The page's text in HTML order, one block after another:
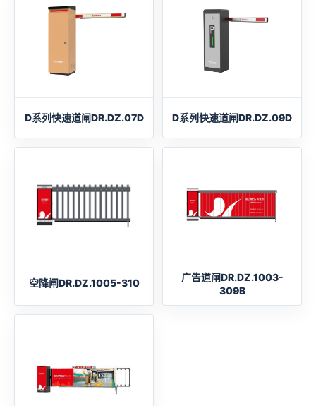
D系列快速道闸DR.DZ.07D D系列快速道闸DR.DZ.09D
空降闸DR.DZ.1005-310
广告道闸DR.DZ.1003-
309B